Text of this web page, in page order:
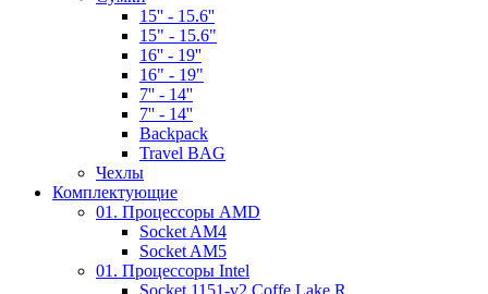
15'' - 15.6''
15" - 15.6"
16'' - 19''
16" - 19"
7'' - 14''
7'' - 14''
Backpack
Travel BAG
Чехлы
Комплектующие
01. Процессоры AMD
Socket AM4
Socket AM5
01. Процессоры Intel
Socket 1151-v2 Coffe Lake R